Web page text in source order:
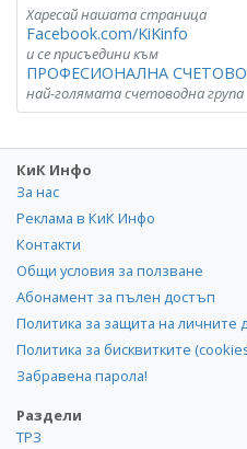
Харесай нашата страница
Facebook.com/KiKinfo
и се присъедини към
ПРОФЕСИОНАЛНА
най-голямата счетоводна група
КиК Инфо
За нас
Реклама в КиК Инфо
Контакти
Общи условия за ползване
Абонамент за пълен достъп
Политика за защита на личните
Политика за бисквитките
Забравена парола!
Раздели
ТРЗ